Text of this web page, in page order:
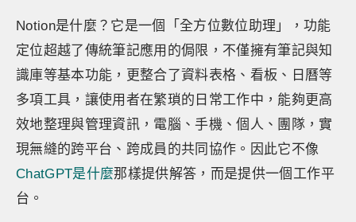
Notion是什麼？它是一個「全方位數位助理」，功能
定位超越了傳統筆記應用的侷限，不僅擁有筆記與知
識庫等基本功能，更整合了資料表格、看板、日曆等
多項工具，讓使用者在繁瑣的日常工作中，能夠更高
效地整理與管理資訊，電腦、手機、個人、團隊，實
現無縫的跨平台、跨成員的共同協作。因此它不像
ChatGPT是什麼那樣提供解答，而是提供一個工作平
台。